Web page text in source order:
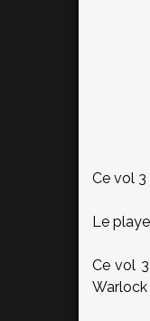
Ce vol
Le
Ce vol
Warlock